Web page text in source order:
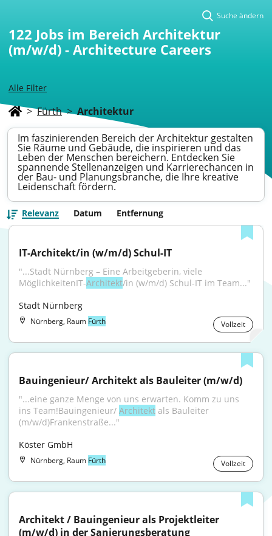
Alle Filter
Suche ändern
122 Jobs im Bereich Architektur
(m/w/d) - Architecture Careers
> Fürth > Architektur
Im faszinierenden Bereich der Architektur gestalten
Sie Räume und Gebäude, die inspirieren und das
Leben der Menschen bereichern. Entdecken Sie
spannende Stellenanzeigen und Karrierechancen in
der Bau- und Planungsbranche, die Ihre kreative
Leidenschaft fördern.
Relevanz Datum Entfernung
IT-Architekt/in (w/m/d) Schul-IT
"...Stadt Nürnberg – Eine Arbeitgeberin, viele
MöglichkeitenIT-Architekt/in (w/m/d) Schul-IT im Team..."
Stadt Nürnberg
Nürnberg, Raum Fürth Vollzeit
Bauingenieur/ Architekt als Bauleiter (m/w/d)
"...eine ganze Menge von uns erwarten. Komm zu uns
ins Team!Bauingenieur/ Architekt als Bauleiter
(m/w/d)Frankenstraße..."
Köster GmbH
Nürnberg, Raum Fürth Vollzeit
Architekt / Bauingenieur als Projektleiter
(m/w/d) in der Sanierungsberatung